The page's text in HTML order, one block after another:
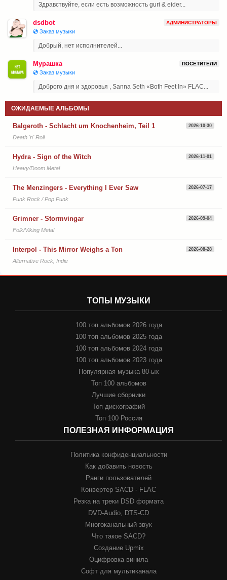
Здравствуйте, если есть возможность guri & eider...
dsdbot АДМИНИСТРАТОРЫ
💿 Заказ музыки
Добрый, нет исполнителей...
Мурашка ПОСЕТИТЕЛИ
💿 Заказ музыки
Доброго дня и здоровья , Sanna Seth «Both Feet In» FLAC...
ОЖИДАЕМЫЕ АЛЬБОМЫ
Balgeroth - Schlacht um Knochenheim, Teil 1 2026-10-30
Death 'n' Roll
Hydra - Sign of the Witch 2026-11-01
Heavy/Doom Metal
The Menzingers - Everything I Ever Saw 2026-07-17
Punk Rock / Pop Punk
Grimner - Stormvingar 2026-09-04
Folk/Viking Metal
Interpol - This Mirror Weighs a Ton 2026-08-28
Alternative Rock, Indie
ТОПЫ МУЗЫКИ
100 топ альбомов 2026 года
100 топ альбомов 2025 года
100 топ альбомов 2024 года
100 топ альбомов 2023 года
Популярная музыка 80-ых
Топ 100 альбомов
Лучшие сборники
Топ дискографий
Топ 100 Россия
ПОЛЕЗНАЯ ИНФОРМАЦИЯ
Политика конфиденциальности
Как добавить новость
Ранги пользователей
Конвертер SACD - FLAC
Резка на треки DSD формата
DVD-Audio, DTS-CD
Многоканальный звук
Что такое SACD?
Создание Upmix
Оцифровка винила
Софт для мультиканала